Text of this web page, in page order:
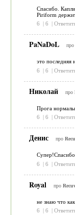
Спасибо.
Piriform
6
| 6 |
PaNaDoL про
это последняя
6
| 6 |
Николай про
Прога
6
| 6 |
Денис про
6
| 6 |
Royal про
не знаю что
6
| 6 |